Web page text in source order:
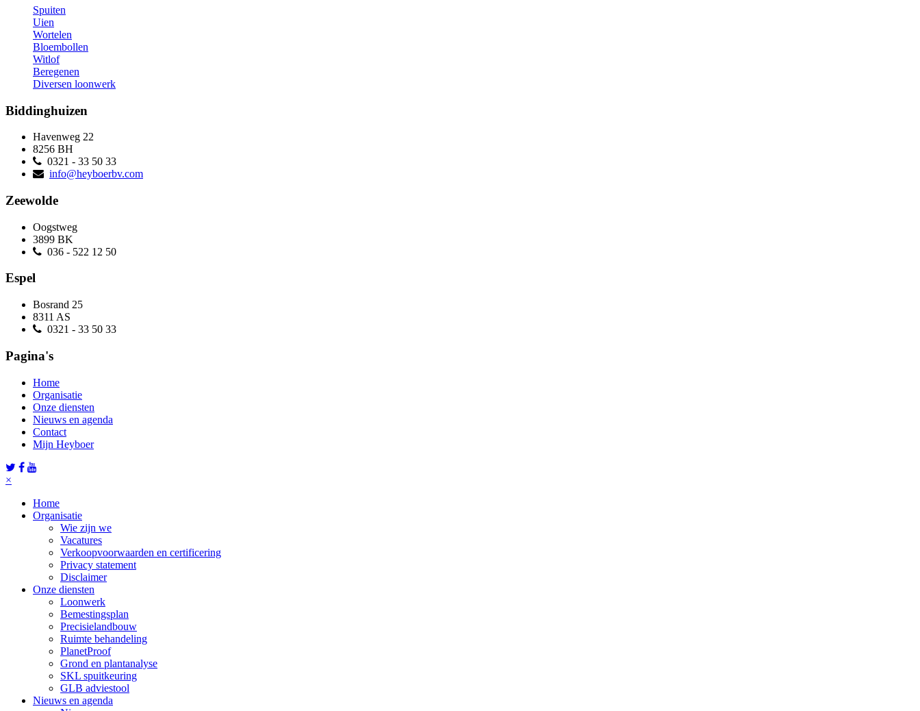
Spuiten
Uien
Wortelen
Bloembollen
Witlof
Beregenen
Diversen loonwerk
Biddinghuizen
Havenweg 22
8256 BH
0321 - 33 50 33
info@heyboerbv.com
Zeewolde
Oogstweg
3899 BK
036 - 522 12 50
Espel
Bosrand 25
8311 AS
0321 - 33 50 33
Pagina's
Home
Organisatie
Onze diensten
Nieuws en agenda
Contact
Mijn Heyboer
×
Home
Organisatie
Wie zijn we
Vacatures
Verkoopvoorwaarden en certificering
Privacy statement
Disclaimer
Onze diensten
Loonwerk
Bemestingsplan
Precisielandbouw
Ruimte behandeling
PlanetProof
Grond en plantanalyse
SKL spuitkeuring
GLB adviestool
Nieuws en agenda